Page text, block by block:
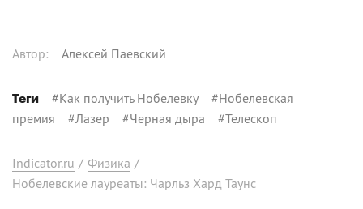
Автор: Алексей Паевский
Теги #Как получить Нобелевку #Нобелевская
премия #Лазер #Черная дыра #Телескоп
Indicator.ru / Физика /
Нобелевские лауреаты: Чарльз Хард Таунс